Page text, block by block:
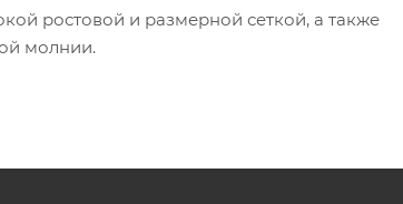
ростовой и размерной сеткой, а также
молнии.